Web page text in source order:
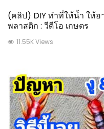
(คลิป) DIY ทำที่ให้น้ำ ให้
พลาสติก : วีดีโอ เกษตร
11.55K Views